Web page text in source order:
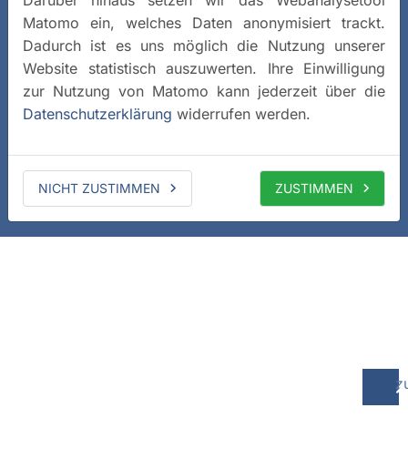
Matomo ein, welches Daten anonymisiert trackt.
Dadurch ist es uns möglich die Nutzung unserer
Website statistisch auszuwerten. Ihre Einwilligung
zur Nutzung von Matomo kann jederzeit über die
Datenschutzerklärung widerrufen werden.
NICHT ZUSTIMMEN ZUSTIMMEN